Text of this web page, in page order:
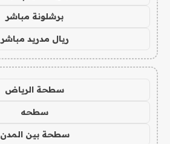
برشلونة مباشر
ريال مدريد مباشر
سطحة الرياض
سطحه
سطحة بين المدن